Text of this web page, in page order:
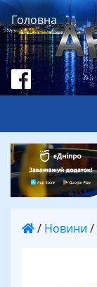
Головна
/ Новини /